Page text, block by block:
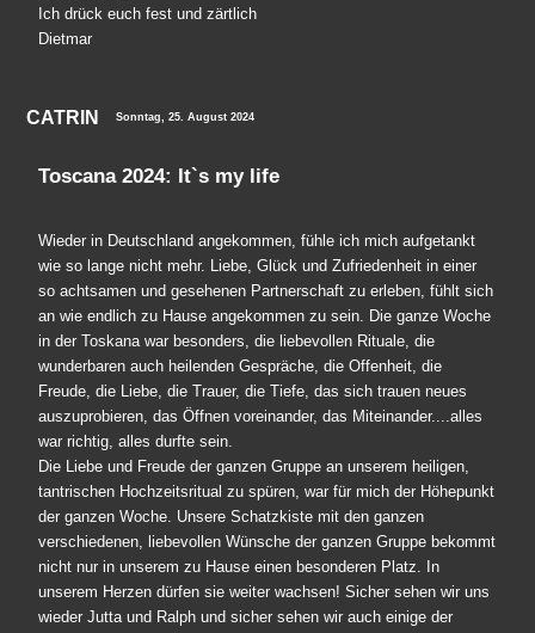
Ich drück euch fest und zärtlich
Dietmar
CATRIN Sonntag, 25. August 2024
Toscana 2024: It`s my life
Wieder in Deutschland angekommen, fühle ich mich aufgetankt
wie so lange nicht mehr. Liebe, Glück und Zufriedenheit in einer
so achtsamen und gesehenen Partnerschaft zu erleben, fühlt sich
an wie endlich zu Hause angekommen zu sein. Die ganze Woche
in der Toskana war besonders, die liebevollen Rituale, die
wunderbaren auch heilenden Gespräche, die Offenheit, die
Freude, die Liebe, die Trauer, die Tiefe, das sich trauen neues
auszuprobieren, das Öffnen voreinander, das Miteinander....alles
war richtig, alles durfte sein.
Die Liebe und Freude der ganzen Gruppe an unserem heiligen,
tantrischen Hochzeitsritual zu spüren, war für mich der Höhepunkt
der ganzen Woche. Unsere Schatzkiste mit den ganzen
verschiedenen, liebevollen Wünsche der ganzen Gruppe bekommt
nicht nur in unserem zu Hause einen besonderen Platz. In
unserem Herzen dürfen sie weiter wachsen! Sicher sehen wir uns
wieder Jutta und Ralph und sicher sehen wir auch einige der